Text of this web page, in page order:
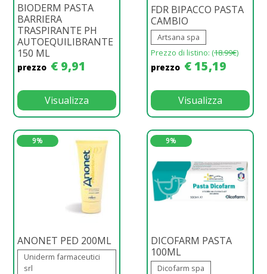
BIODERM PASTA
BARRIERA
TRASPIRANTE PH
AUTOEQUILIBRANTE
150 ML
prezzo € 9,91
Visualizza
FDR BIPACCO PASTA
CAMBIO
Artsana spa
Prezzo di listino: (18.99€)
prezzo € 15,19
Visualizza
9%
ANONET PED 200ML
Uniderm farmaceutici
srl
9%
DICOFARM PASTA
100ML
Dicofarm spa